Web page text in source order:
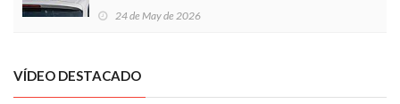
Local en Luanco
24 de May de 2026
VÍDEO DESTACADO